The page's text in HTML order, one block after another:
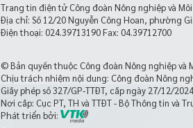
Trang tin điện tử Công đoàn Nông nghiệp và
Địa chỉ: Số 12/20 Nguyễn Công Hoan, phường
Điện thoại: 024.39713190Fax: 04.39712700
© Bản quyền thuộc Công đoàn Nông nghiệp và
Chịu trách nhiệm nội dung: Công đoàn Nông
Giấy phép số 327/GP-TTĐT, cấp ngày 27/12/2024
Nơi cấp: Cục PT, TH và TTĐT - Bộ Thông tin và
Phát triển bởi: